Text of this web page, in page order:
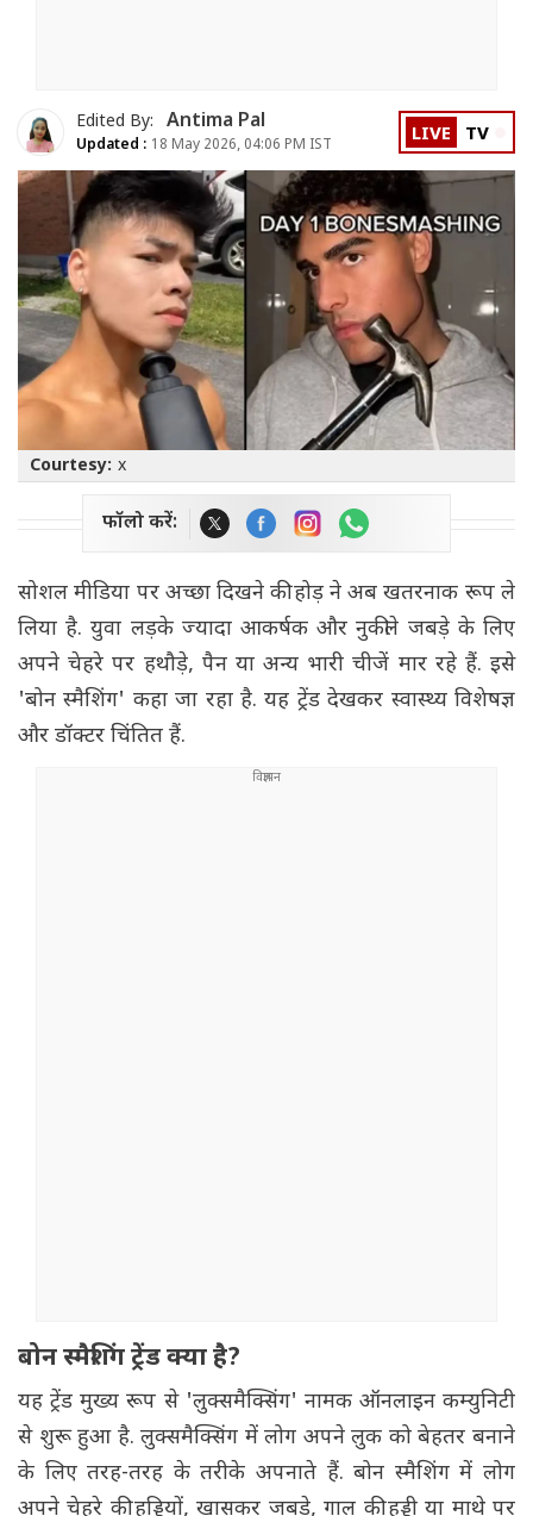
Edited By: Antima Pal
Updated : 18 May 2026, 04:06 PM IST LIVE TV
Courtesy: x
फॉलो करें:
सोशल मीडिया पर अच्छा दिखने की होड़ ने अब खतरनाक रूप ले
लिया है. युवा लड़के ज्यादा आकर्षक और नुकीले जबड़े के लिए
अपने चेहरे पर हथौड़े, पैन या अन्य भारी चीजें मार रहे हैं. इसे
'बोन स्मैशिंग' कहा जा रहा है. यह ट्रेंड देखकर स्वास्थ्य विशेषज्ञ
और डॉक्टर चिंतित हैं.
बोन स्मैशिंग ट्रेंड क्या है?
यह ट्रेंड मुख्य रूप से 'लुक्समैक्सिंग' नामक ऑनलाइन कम्युनिटी
से शुरू हुआ है. लुक्समैक्सिंग में लोग अपने लुक को बेहतर बनाने
के लिए तरह-तरह के तरीके अपनाते हैं. बोन स्मैशिंग में लोग
अपने चेहरे की हड्डियों, खासकर जबड़े, गाल की हड्डी या माथे पर